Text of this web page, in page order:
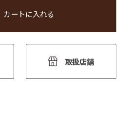
カートに入れる
取扱店舗